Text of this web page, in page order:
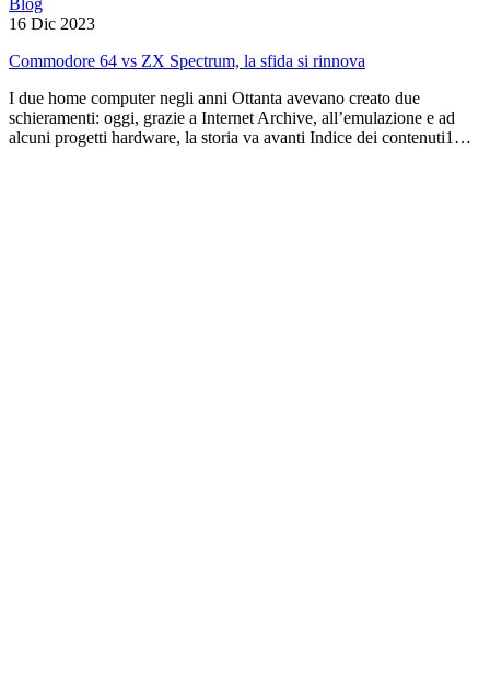
16 Dic 2023
Commodore 64 vs ZX Spectrum, la sfida si rinnova
I due home computer negli anni Ottanta avevano creato due
schieramenti: oggi, grazie a Internet Archive, all’emulazione e ad
alcuni progetti hardware, la storia va avanti Indice dei contenuti1…